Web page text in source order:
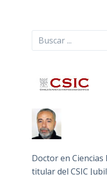
Buscar
Doctor en
titular del CSIC